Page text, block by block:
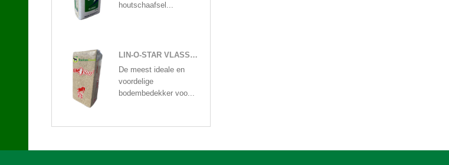
houtschaafsel...
LIN-O-STAR VLASSTROOISEL 20KG
De meest ideale en
voordelige
bodembedekker voo...